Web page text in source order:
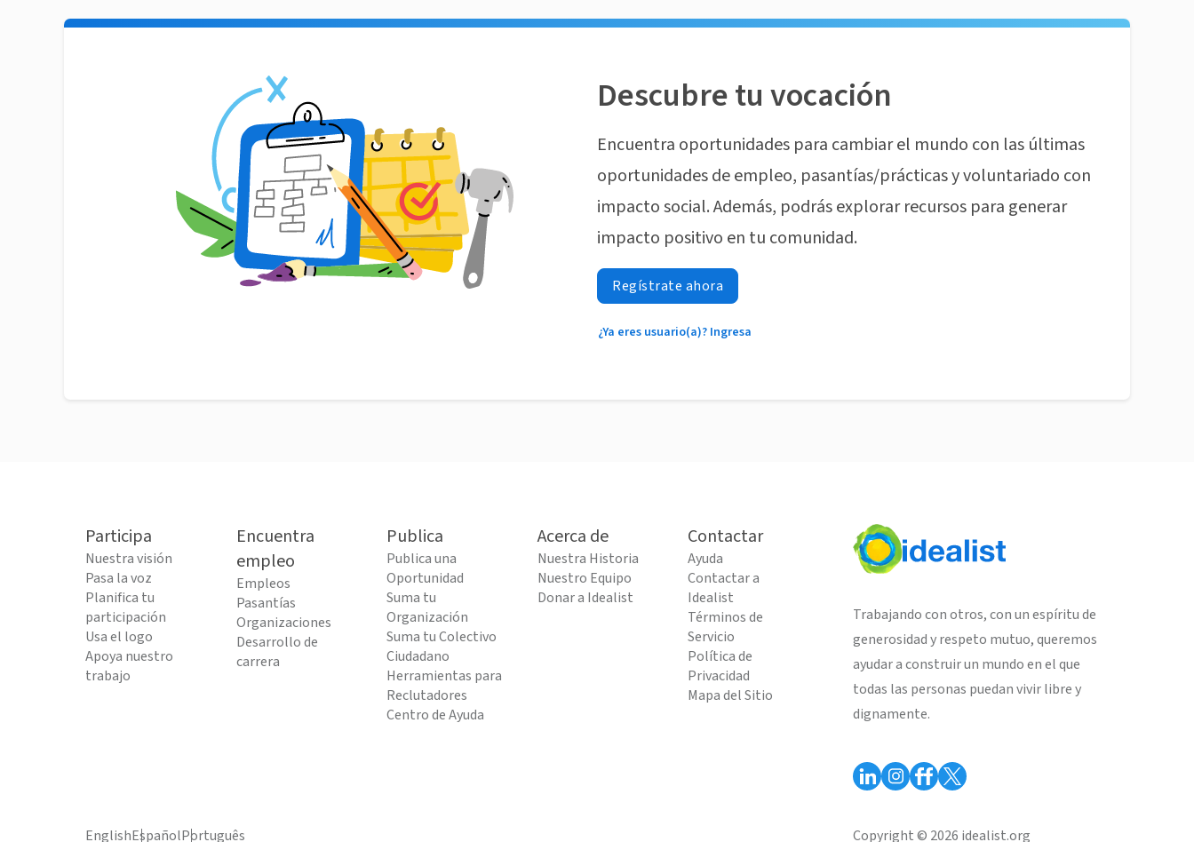
Descubre tu vocación
Encuentra oportunidades para cambiar el mundo con las últimas
oportunidades de empleo, pasantías/prácticas y voluntariado con
impacto social. Además, podrás explorar recursos para generar
impacto positivo en tu comunidad.
Regístrate ahora
¿Ya eres usuario(a)? Ingresa
Participa
Nuestra visión
Pasa la voz
Planifica tu
participación
Usa el logo
Apoya nuestro
trabajo
Encuentra
empleo
Empleos
Pasantías
Organizaciones
Desarrollo de
carrera
Publica
Publica una
Oportunidad
Suma tu
Organización
Suma tu Colectivo
Ciudadano
Herramientas para
Reclutadores
Centro de Ayuda
Acerca de
Nuestra Historia
Nuestro Equipo
Donar a Idealist
Contactar
Ayuda
Contactar a
Idealist
Términos de
Servicio
Política de
Privacidad
Mapa del Sitio
Trabajando con otros, con un espíritu de
generosidad y respeto mutuo, queremos
ayudar a construir un mundo en el que
todas las personas puedan vivir libre y
dignamente.
EnglishEspañolPortuguês Copyright © 2026 idealist.org